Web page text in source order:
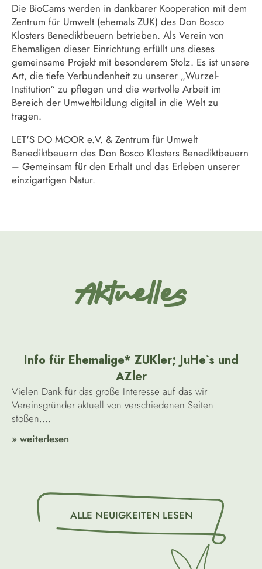
Die BioCams werden in dankbarer Kooperation mit dem
Zentrum für Umwelt (ehemals ZUK) des Don Bosco
Klosters Benediktbeuern betrieben. Als Verein von
Ehemaligen dieser Einrichtung erfüllt uns dieses
gemeinsame Projekt mit besonderem Stolz. Es ist unsere
Art, die tiefe Verbundenheit zu unserer „Wurzel-
Institution“ zu pflegen und die wertvolle Arbeit im
Bereich der Umweltbildung digital in die Welt zu
tragen.
LET'S DO MOOR e.V. & Zentrum für Umwelt
Benediktbeuern des Don Bosco Klosters Benediktbeuern
– Gemeinsam für den Erhalt und das Erleben unserer
einzigartigen Natur.
Aktuelles
Info für Ehemalige* ZUKler; JuHe`s und
AZler
Vielen Dank für das große Interesse auf das wir
Vereinsgründer aktuell von verschiedenen Seiten
stoßen....
» weiterlesen
ALLE NEUIGKEITEN LESEN